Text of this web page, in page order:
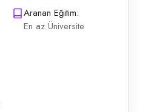
Aranan Eğitim:
En az Üniversite